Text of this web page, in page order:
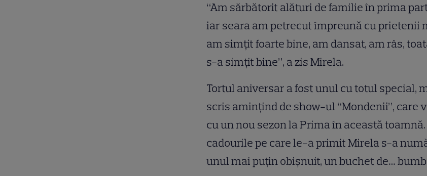
“Am sărbătorit alături de familie în prima
iar seara am petrecut împreună cu prietenii
am simţit foarte bine, am dansat, am râs,
s-a simţit bine”, a zis Mirela.
Tortul aniversar a fost unul cu totul special,
scris aminţind de show-ul “Mondenii”, care
cu un nou sezon la Prima în această
cadourile pe care le-a primit Mirela s-a
unul mai puţin obişnuit, un buchet de…